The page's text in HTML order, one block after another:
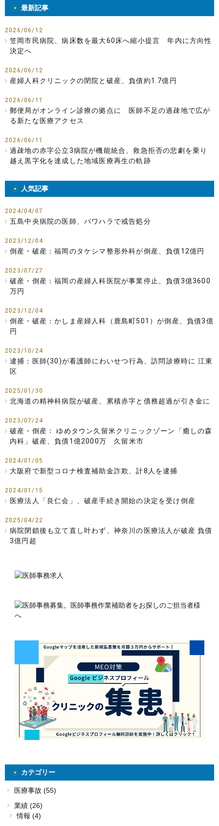
最新記事
2026/06/12
笠岡市民病院、病床数を最大60床へ縮小提言 年内に方向性
決定へ
2026/06/12
産婦人科クリニックの閉院と破産、負債約1.7億円
2026/06/11
郵便局がオンライン診療の拠点に 医師不足の過疎地で広が
る新たな医療アクセス
2026/06/11
過疎地の赤字公立3病院が機能統合、救急拒否の悲劇を乗り
越え黒字化を達成した地域医療再生の軌跡
人気記事
2024/04/07
五島中央病院の医師、パワハラで戒告処分
2023/12/04
倒産・破産：福岡のタケシマ整形外科が倒産、負債12億円
2023/07/27
破産・倒産：福岡の産婦人科医院が事業停止、負債3億3600
万円
2023/12/04
倒産・破産：かしま産婦人科（鹿島町501）が倒産、負債3億
円
2023/10/24
逮捕：医師(30)が看護師にわいせつ行為、訪問診療時に 江東
区
2025/01/30
北海道の精神科病院が破産、累積赤字と債務超過が引き金に
2023/07/24
破産・倒産： ゆめタウン久留米クリニックゾーン「癒しの森
内科」破産、負債1億2000万 久留米市
2024/01/05
大阪府で新型コロナ検査補助金詐欺、計8人を逮捕
2024/01/15
医療法人「良仁会」、破産手続き開始の決定を受け倒産
2025/04/22
病院閉鎖後も立て直し叶わず、神奈川の医療法人が破産 負債
3億円超
カテゴリー
医療事故 (55)
業績 (26)
情報 (4)